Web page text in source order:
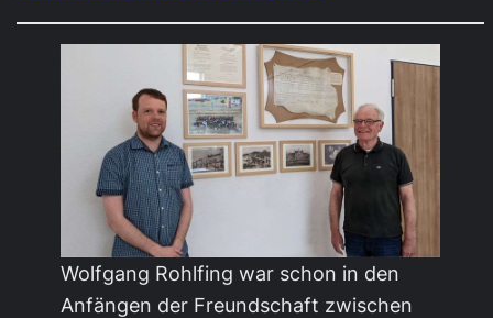
Wolfgang Rohlfing war schon in den
Anfängen der Freundschaft zwischen